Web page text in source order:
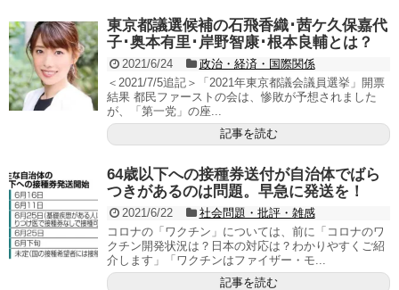
東京都議選候補の石飛香織･茜ケ久保嘉代
子･奥本有里･岸野智康･根本良輔とは？
2021/6/24
政治・経済・国際関係
＜2021/7/5追記＞「2021年東京都議会議員選挙」開票
結果 都民ファーストの会は、惨敗が予想されました
が、「第一党」の座...
記事を読む
64歳以下への接種券送付が自治体でばら
つきがあるのは問題。早急に発送を！
2021/6/22
社会問題・批評・雑感
コロナの「ワクチン」については、前に「コロナのワ
クチン開発状況は？日本の対応は？わかりやすくご紹
介します」「ワクチンはファイザー・モ...
記事を読む